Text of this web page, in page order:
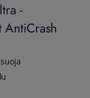
-
AntiCrash